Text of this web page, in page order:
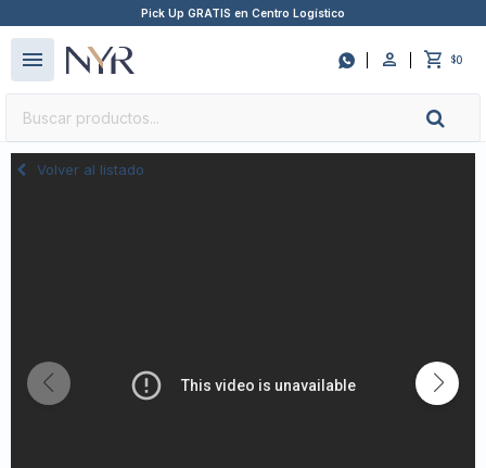
Pick Up GRATIS en Centro Logístico
 $0
menu
Volver al listado
close